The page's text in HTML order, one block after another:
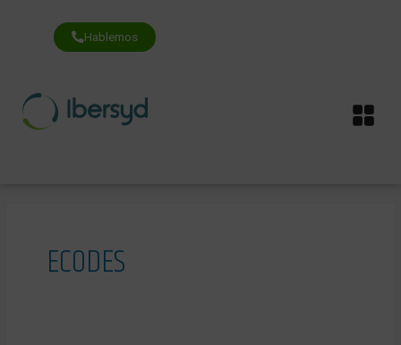
contenido
Hablemos
ECODES